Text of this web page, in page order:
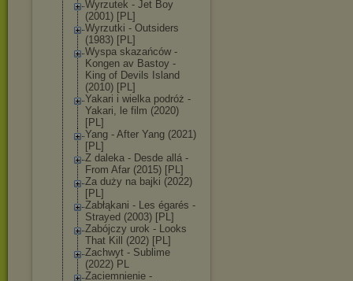
Wyrzutek - Jet Boy
(2001) [PL]
Wyrzutki - Outsiders
(1983) [PL]
Wyspa skazańców -
Kongen av Bastoy -
King of Devils Island
(2010) [PL]
Yakari i wielka podróż -
Yakari, le film (2020)
[PL]
Yang - After Yang (2021)
[PL]
Z daleka - Desde allá -
From Afar (2015) [PL]
Za duży na bajki (2022)
[PL]
Zabłąkani - Les égarés -
Strayed (2003) [PL]
Zabójczy urok - Looks
That Kill (202) [PL]
Zachwyt - Sublime
(2022) PL
Zaciemnienie -